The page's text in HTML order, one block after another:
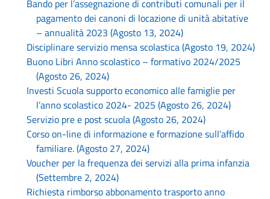
Bando per l’assegnazione di contributi comunali per il
pagamento dei canoni di locazione di unità abitative
– annualità 2023 (Agosto 13, 2024)
Disciplinare servizio mensa scolastica (Agosto 19, 2024)
Buono Libri Anno scolastico – formativo 2024/2025
(Agosto 26, 2024)
Investi Scuola supporto economico alle famiglie per
l’anno scolastico 2024- 2025 (Agosto 26, 2024)
Servizio pre e post scuola (Agosto 26, 2024)
Corso on-line di informazione e formazione sull’affido
familiare. (Agosto 27, 2024)
Voucher per la frequenza dei servizi alla prima infanzia
(Settembre 2, 2024)
Richiesta rimborso abbonamento trasporto anno